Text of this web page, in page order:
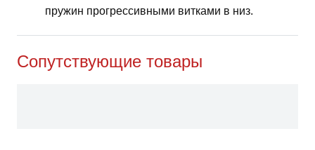
пружин прогрессивными витками в низ.
Сопутствующие товары